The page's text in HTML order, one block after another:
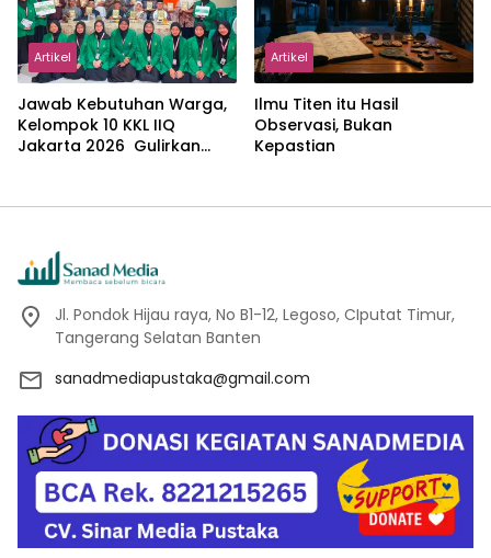
Artikel
Jawab Kebutuhan Warga,
Kelompok 10 KKL IIQ
Jakarta 2026 Gulirkan
Artikel
Ilmu Titen itu Hasil
Observasi, Bukan
Kepastian
Jl. Pondok Hijau raya, No B1-12, Legoso, CIputat Timur,
Tangerang Selatan Banten
sanadmediapustaka@gmail.com